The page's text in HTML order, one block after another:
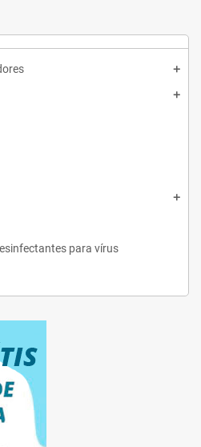
para vírus